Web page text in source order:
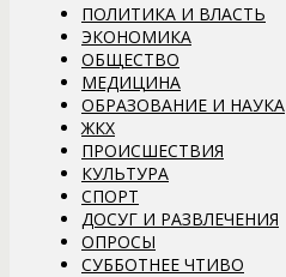
ПОЛИТИКА И ВЛАСТЬ
ЭКОНОМИКА
ОБЩЕСТВО
МЕДИЦИНА
ОБРАЗОВАНИЕ И НАУКА
ЖКХ
ПРОИСШЕСТВИЯ
КУЛЬТУРА
СПОРТ
ДОСУГ И РАЗВЛЕЧЕНИЯ
ОПРОСЫ
СУББОТНЕЕ ЧТИВО